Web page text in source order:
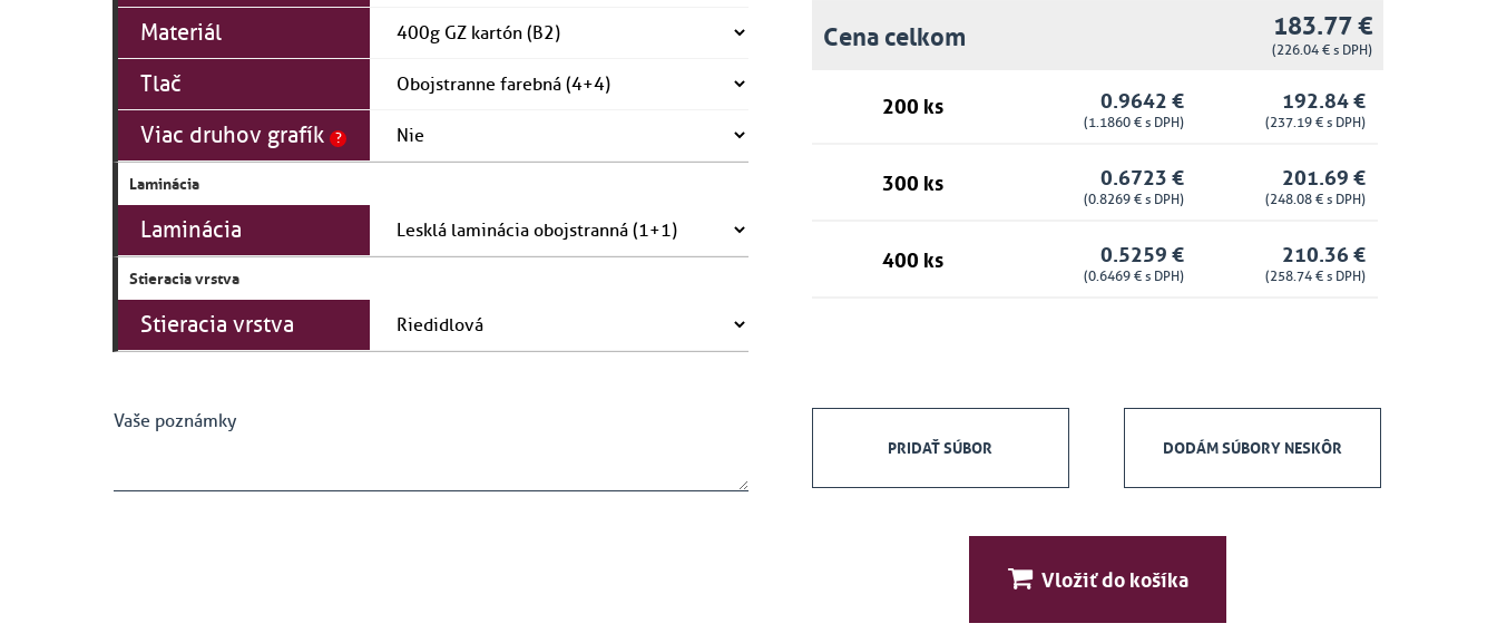
Materiál
Tlač
Viac druhov grafík
?
Laminácia
Laminácia
Stieracia vrstva
Stieracia vrstva
PRIDAŤ SÚBOR DODÁM SÚBORY NESKÔR
Cena celkom 183.77 €
(226.04 € s DPH)
200 ks 0.9642 €
(1.1860 € s DPH)
192.84 €
(237.19 € s DPH)
300 ks 0.6723 €
(0.8269 € s DPH)
201.69 €
(248.08 € s DPH)
400 ks 0.5259 €
(0.6469 € s DPH)
210.36 €
(258.74 € s DPH)
Vložiť do košíka